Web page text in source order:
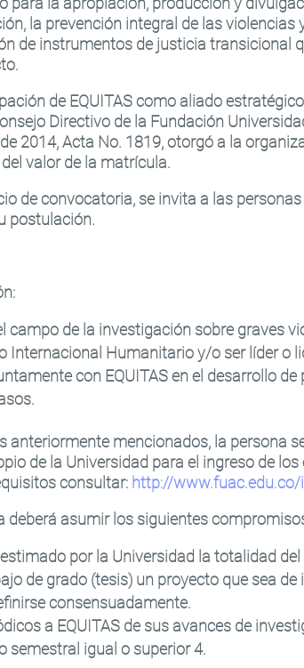
la prevención integral de las violencias
de instrumentos de justicia transicional
de EQUITAS como aliado
Directivo de la Fundación
2014, Acta No. 1819, otorgó a la
valor de la matrícula.
de convocatoria, se invita a las
postulación.
:
campo de la investigación sobre graves
Internacional Humanitario y/o ser líder o
con EQUITAS en el desarrollo de
anteriormente mencionados, la persona
de la Universidad para el ingreso de
consultar: http://
deberá asumir los siguientes
por la Universidad la totalidad
de grado (tesis) un proyecto que sea de
consensuadamente.
a EQUITAS de sus avances de
semestral igual o superior 4.